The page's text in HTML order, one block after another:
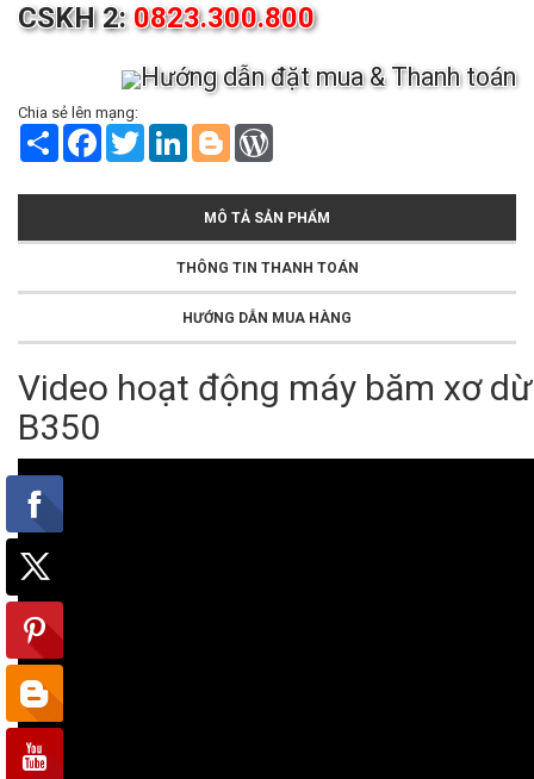
CSKH 2:0823.300.800
Hướng dẫn đặt mua & Thanh toán
Chia sẻ lên mạng:
S
r
F
e
o
T
t
r
L
k
I
n
B
g
g
e
r
d
P
r
e
s
MÔ TẢ SẢN PHẨM
THÔNG TIN THANH TOÁN
HƯỚNG DẪN MUA HÀNG
Video hoạt động máy băm xơ
B350